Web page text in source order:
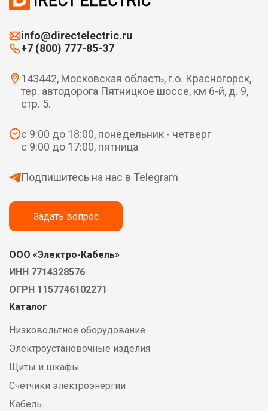
info@directelectric.ru
+7 (800) 777-85-37
143442, Московская область, г.о. Красногорск,
тер. автодорога Пятницкое шоссе, км 6-й, д. 9,
стр. 5.
с 9:00 до 18:00, понедельник - четверг
с 9:00 до 17:00, пятница
Подпишитесь на нас в Telegram
Задать вопрос
ООО «Электро-Кабель»
ИНН 7714328576
ОГРН 1157746102271
Каталог
Низковольтное оборудование
Электроустановочные изделия
Щиты и шкафы
Счетчики электроэнергии
Кабель